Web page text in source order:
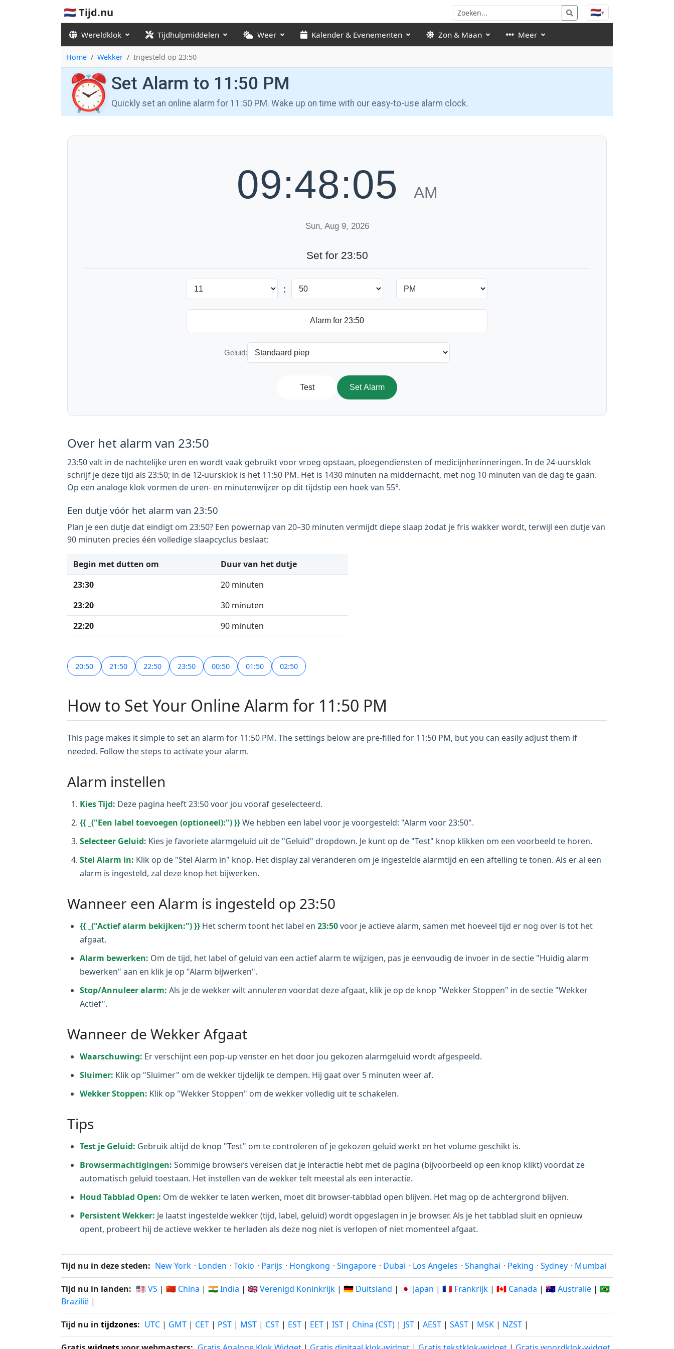
🇳🇱 Tijd.nu 🇳🇱▾
Wereldklok Tijdhulpmiddelen Weer Kalender & Evenementen Zon & Maan Meer
Home Wekker Ingesteld op 23:50
⏰ Set Alarm to 11:50 PM
Quickly set an online alarm for 11:50 PM. Wake up on time with our easy-to-use alarm clock.
09:48:06 AM
Sun, Aug 9, 2026
Set for 23:50
:
Geluid:
Test Set Alarm
Over het alarm van 23:50
23:50 valt in de nachtelijke uren en wordt vaak gebruikt voor vroeg opstaan, ploegendiensten of medicijnherinneringen. In de 24-uursklok
schrijf je deze tijd als 23:50; in de 12-uursklok is het 11:50 PM. Het is 1430 minuten na middernacht, met nog 10 minuten van de dag te gaan.
Op een analoge klok vormen de uren- en minutenwijzer op dit tijdstip een hoek van 55°.
Een dutje vóór het alarm van 23:50
Plan je een dutje dat eindigt om 23:50? Een powernap van 20–30 minuten vermijdt diepe slaap zodat je fris wakker wordt, terwijl een dutje van
90 minuten precies één volledige slaapcyclus beslaat:
Begin met dutten om
Duur van het dutje
23:30
20 minuten
23:20
30 minuten
22:20
90 minuten
20:50 21:50 22:50 23:50 00:50 01:50 02:50
How to Set Your Online Alarm for 11:50 PM
This page makes it simple to set an alarm for 11:50 PM. The settings below are pre-filled for 11:50 PM, but you can easily adjust them if
needed. Follow the steps to activate your alarm.
Alarm instellen
Kies Tijd: Deze pagina heeft 23:50 voor jou vooraf geselecteerd.
{{ _("Een label toevoegen (optioneel):") }}We hebben een label voor je voorgesteld: "Alarm voor 23:50".
Selecteer Geluid: Kies je favoriete alarmgeluid uit de "Geluid" dropdown. Je kunt op de "Test" knop klikken om een voorbeeld te horen.
Stel Alarm in: Klik op de "Stel Alarm in" knop. Het display zal veranderen om je ingestelde alarmtijd en een aftelling te tonen. Als er al een
alarm is ingesteld, zal deze knop het bijwerken.
Wanneer een Alarm is ingesteld op 23:50
{{ _("Actief alarm bekijken:") }} Het scherm toont het label en 23:50voor je actieve alarm, samen met hoeveel tijd er nog over is tot het
afgaat.
Alarm bewerken: Om de tijd, het label of geluid van een actief alarm te wijzigen, pas je eenvoudig de invoer in de sectie "Huidig alarm
bewerken" aan en klik je op "Alarm bijwerken".
Stop/Annuleer alarm: Als je de wekker wilt annuleren voordat deze afgaat, klik je op de knop "Wekker Stoppen" in de sectie "Wekker
Actief".
Wanneer de Wekker Afgaat
Waarschuwing: Er verschijnt een pop-up venster en het door jou gekozen alarmgeluid wordt afgespeeld.
Sluimer: Klik op "Sluimer" om de wekker tijdelijk te dempen. Hij gaat over 5 minuten weer af.
Wekker Stoppen: Klik op "Wekker Stoppen" om de wekker volledig uit te schakelen.
Tips
Test je Geluid: Gebruik altijd de knop "Test" om te controleren of je gekozen geluid werkt en het volume geschikt is.
Browsermachtigingen: Sommige browsers vereisen dat je interactie hebt met de pagina (bijvoorbeeld op een knop klikt) voordat ze
automatisch geluid toestaan. Het instellen van de wekker telt meestal als een interactie.
Houd Tabblad Open: Om de wekker te laten werken, moet dit browser-tabblad open blijven. Het mag op de achtergrond blijven.
Persistent Wekker: Je laatst ingestelde wekker (tijd, label, geluid) wordt opgeslagen in je browser. Als je het tabblad sluit en opnieuw
opent, probeert hij de actieve wekker te herladen als deze nog niet is verlopen of niet momenteel afgaat.
Tijd nu in deze steden: New York · Londen · Tokio · Parijs · Hongkong · Singapore · Dubai · Los Angeles · Shanghai · Peking · Sydney · Mumbai
Tijd nu in landen: 🇺🇸 VS | 🇨🇳 China | 🇮🇳 India | 🇬🇧 Verenigd Koninkrijk | 🇩🇪 Duitsland | 🇯🇵 Japan | 🇫🇷 Frankrijk | 🇨🇦 Canada | 🇦🇺 Australië | 🇧🇷
Brazilië |
Tijd nu in tijdzones: UTC | GMT | CET | PST | MST | CST | EST | EET | IST | China (CST) | JST | AEST | SAST | MSK | NZST |